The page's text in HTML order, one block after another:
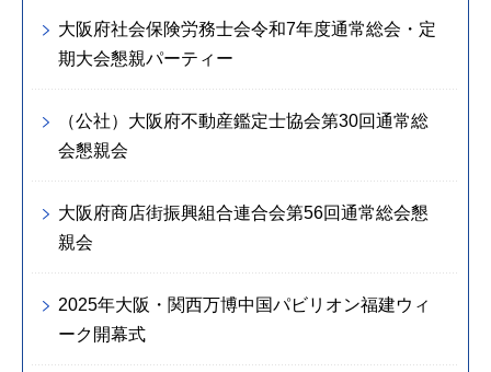
大阪府社会保険労務士会令和7年度通常総会・定
期大会懇親パーティー
（公社）大阪府不動産鑑定士協会第30回通常総
会懇親会
大阪府商店街振興組合連合会第56回通常総会懇
親会
2025年大阪・関西万博中国パビリオン福建ウィ
ーク開幕式